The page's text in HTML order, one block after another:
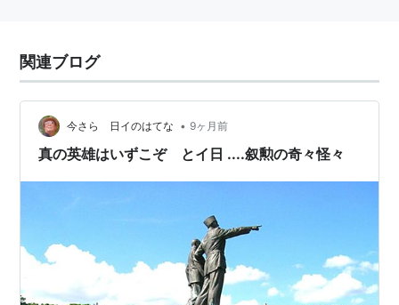
行）文化勲章
選考
文化庁文化審議会に置かれる
文化功労者選考分科会
を受賞した者で
が授けられる。
授与
親授式は毎年11月3日、皇居宮殿松の間で行われ、
関連ブログ
今さら 日イのはてな • 9ヶ月前
真の英雄はいずこぞ とイ日 ....叙勲の奇々怪々